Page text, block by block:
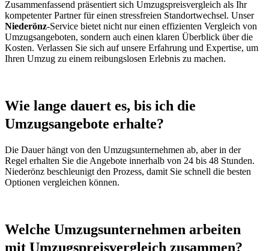
Zusammenfassend präsentiert sich Umzugspreisvergleich als Ihr
kompetenter Partner für einen stressfreien Standortwechsel. Unser
Niederönz-Service bietet nicht nur einen effizienten Vergleich von
Umzugsangeboten, sondern auch einen klaren Überblick über die
Kosten. Verlassen Sie sich auf unsere Erfahrung und Expertise, um
Ihren Umzug zu einem reibungslosen Erlebnis zu machen.
Wie lange dauert es, bis ich die
Umzugsangebote erhalte?
Die Dauer hängt von den Umzugsunternehmen ab, aber in der
Regel erhalten Sie die Angebote innerhalb von 24 bis 48 Stunden.
Niederönz beschleunigt den Prozess, damit Sie schnell die besten
Optionen vergleichen können.
Welche Umzugsunternehmen arbeiten
mit Umzugspreisvergleich zusammen?